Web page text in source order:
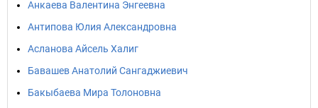
Анкаева Валентина Энгеевна
Антипова Юлия Александровна
Асланова Айсель Халиг
Бавашев Анатолий Сангаджиевич
Бакыбаева Мира Толоновна